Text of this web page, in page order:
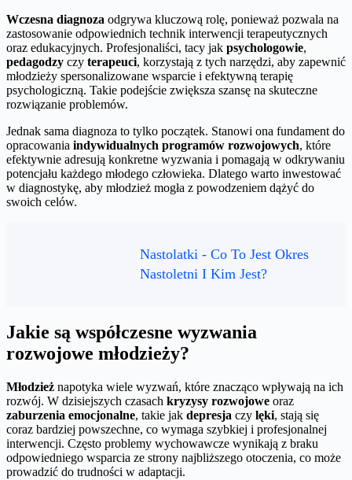
Wczesna diagnoza odgrywa kluczową rolę, ponieważ pozwala na
zastosowanie odpowiednich technik interwencji terapeutycznych
oraz edukacyjnych. Profesjonaliści, tacy jak psychologowie,
pedagodzy czy terapeuci, korzystają z tych narzędzi, aby zapewnić
młodzieży spersonalizowane wsparcie i efektywną terapię
psychologiczną. Takie podejście zwiększa szansę na skuteczne
rozwiązanie problemów.
Jednak sama diagnoza to tylko początek. Stanowi ona fundament do
opracowania indywidualnych programów rozwojowych, które
efektywnie adresują konkretne wyzwania i pomagają w odkrywaniu
potencjału każdego młodego człowieka. Dlatego warto inwestować
w diagnostykę, aby młodzież mogła z powodzeniem dążyć do
swoich celów.
Nastolatki - Co To Jest Okres
Nastoletni I Kim Jest?
Jakie są współczesne wyzwania
rozwojowe młodzieży?
Młodzież napotyka wiele wyzwań, które znacząco wpływają na ich
rozwój. W dzisiejszych czasach kryzysy rozwojowe oraz
zaburzenia emocjonalne, takie jak depresja czy lęki, stają się
coraz bardziej powszechne, co wymaga szybkiej i profesjonalnej
interwencji. Często problemy wychowawcze wynikają z braku
odpowiedniego wsparcia ze strony najbliższego otoczenia, co może
prowadzić do trudności w adaptacji.